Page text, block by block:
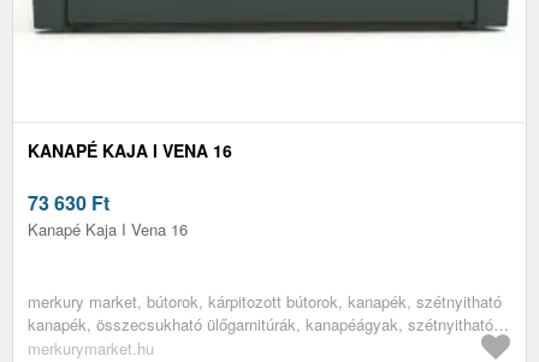
KANAPÉ KAJA I VENA 16
73 630 Ft
Kanapé Kaja I Vena 16
merkury market, bútorok, kárpitozott bútorok, kanapék, szétnyitható
kanapék, összecsukható ülőgarnitúrák, kanapéágyak, szétnyitható
kanapék alvásra, kinyitható kanapé, gyerek szófa, egyszemélyes
merkurymarket.hu